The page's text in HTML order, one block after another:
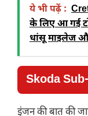
ये भी पढ़ें :
के लिए आ गई
धांसू माइलेज
Skoda
इंजन की बात की